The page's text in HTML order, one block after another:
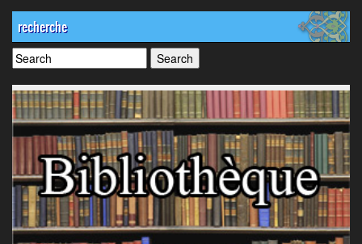
recherche